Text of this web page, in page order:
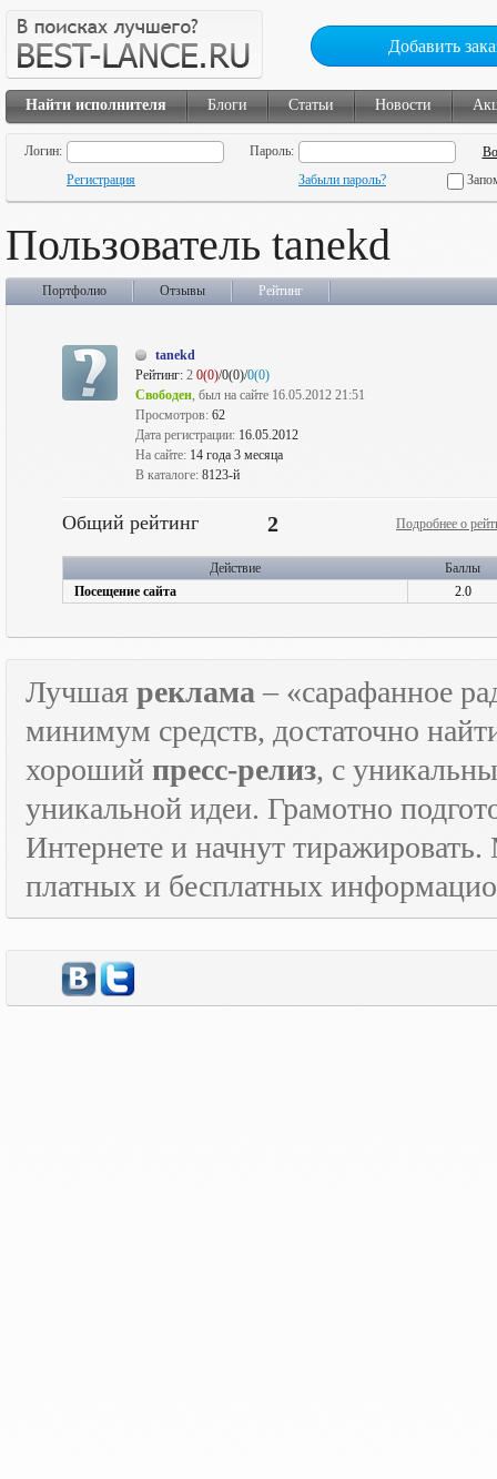
Добавить
Найти исполнителя Блоги Статьи Новости
Логин:
Пароль:
Регистрация
Забыли пароль?
Пользователь tanekd
Портфолио Отзывы Рейтинг
tanekd
Рейтинг: 2 0(0)/0(0)/0(0)
Свободен, был на сайте 16.05.2012 21:51
Просмотров: 62
Дата регистрации: 16.05.2012
На сайте: 14 года 3 месяца
В каталоге: 8123-й
Общий рейтинг 2 Подробнее о
Действие
Баллы
Посещение сайта
2.0
Лучшая реклама – «сарафанное
минимум средств, достаточно
хороший пресс-релиз, с
уникальной идеи. Грамотно
Интернете и начнут
платных и бесплатных